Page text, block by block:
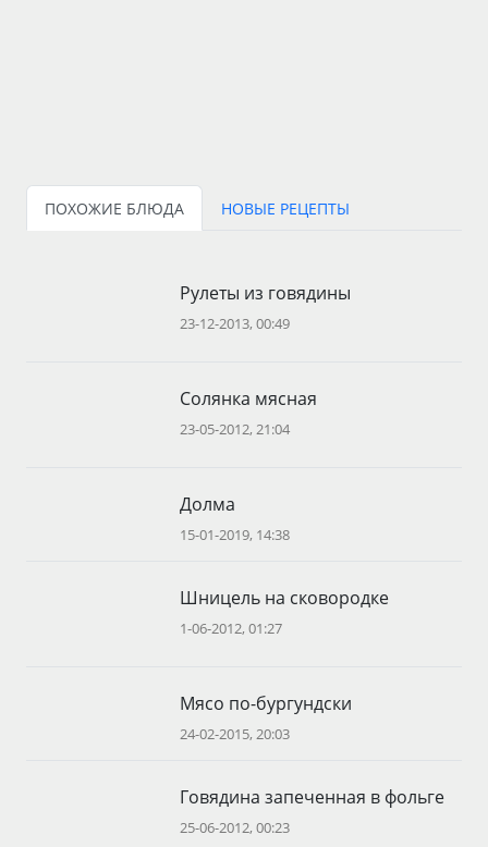
ПОХОЖИЕ БЛЮДА НОВЫЕ РЕЦЕПТЫ
Рулеты из говядины
23-12-2013, 00:49
Солянка мясная
23-05-2012, 21:04
Долма
15-01-2019, 14:38
Шницель на сковородке
1-06-2012, 01:27
Мясо по-бургундски
24-02-2015, 20:03
Говядина запеченная в фольге
25-06-2012, 00:23